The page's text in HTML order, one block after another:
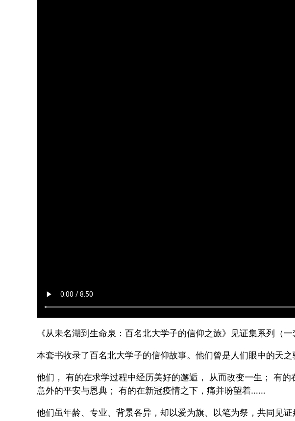
《从未名湖到生命泉：百名北大学子的信仰之旅》见证集系列（
本套书收录了百名北大学子的信仰故事。他们曾是人们眼中的天
他们， 有的在求学过程中经历美好的邂逅， 从而改变一生； 有
意外的平安与恩典； 有的在新冠疫情之下，痛并盼望着……
他们虽年龄、专业、背景各异，却以爱为旗、以笔为祭，共同见证